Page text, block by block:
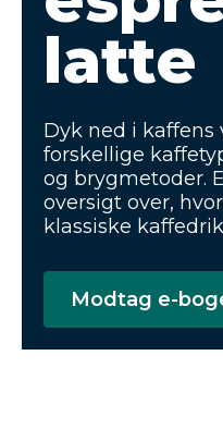
latte
Dyk ned i
forskellige
og brygmetoder.
oversigt over,
klassiske
Modtag e-